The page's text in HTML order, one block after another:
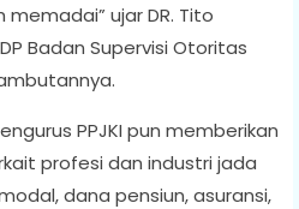
ujar DR. Tito
Badan Supervisi Otoritas
PPJKI pun memberikan
profesi dan industri jada
dana pensiun, asuransi,